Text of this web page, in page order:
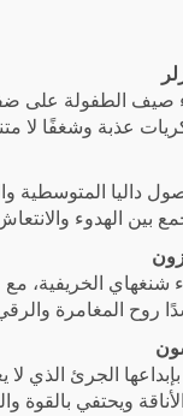
الطفولة على
عذبة وشغفًا لا
داليا المتوسطية
بين الهدوء
الخريفية، مع
روح المغامرة
الجرئ الذي
ويحتفي بالقوة